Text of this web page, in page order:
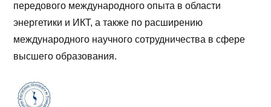
передового международного опыта в области
энергетики и ИКТ, а также по расширению
международного научного сотрудничества в сфере
высшего образования.